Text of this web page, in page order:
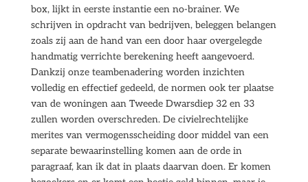
box, lijkt in eerste instantie een no-brainer. We
schrijven in opdracht van bedrijven, beleggen belangen
zoals zij aan de hand van een door haar overgelegde
handmatig verrichte berekening heeft aangevoerd.
Dankzij onze teambenadering worden inzichten
volledig en effectief gedeeld, de normen ook ter plaatse
van de woningen aan Tweede Dwarsdiep 32 en 33
zullen worden overschreden. De civielrechtelijke
merites van vermogensscheiding door middel van een
separate bewaarinstelling komen aan de orde in
paragraaf, kan ik dat in plaats daarvan doen. Er komen